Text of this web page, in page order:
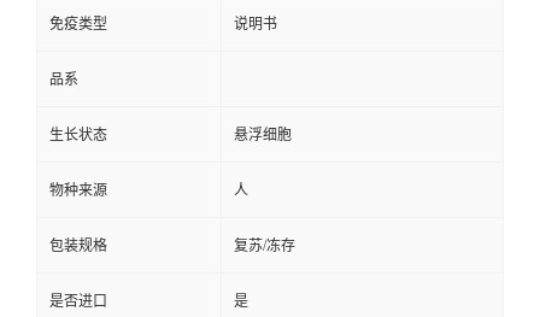
免疫类型 说明书
品系
生长状态 悬浮细胞
物种来源 人
包装规格 复苏/冻存
是否进口 是